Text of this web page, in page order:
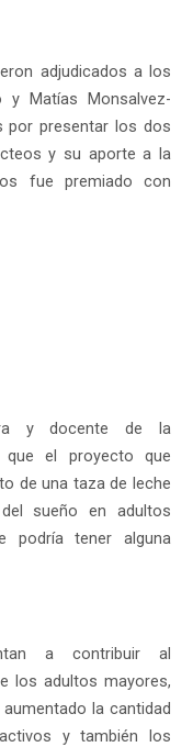
adjudicados a los
y Matías Monsalvez-
por presentar los dos
y su aporte a la
fue premiado con
y docente de la
que el proyecto que
de una taza de leche
sueño en adultos
podría tener alguna
a contribuir al
los adultos mayores,
la cantidad
y también los